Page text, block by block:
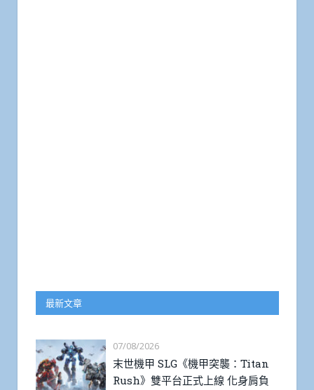
最新文章
07/08/2026
末世機甲 SLG《機甲突襲：Titan
Rush》雙平台正式上線 化身肩負